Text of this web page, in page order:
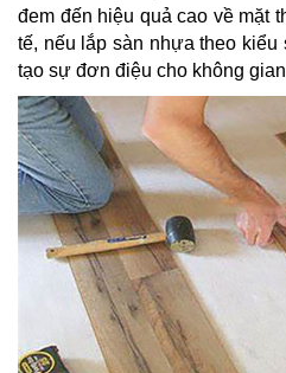
đem đến hiệu quả cao về mặt
tế, nếu lắp sàn nhựa theo kiểu
tạo sự đơn điệu cho không